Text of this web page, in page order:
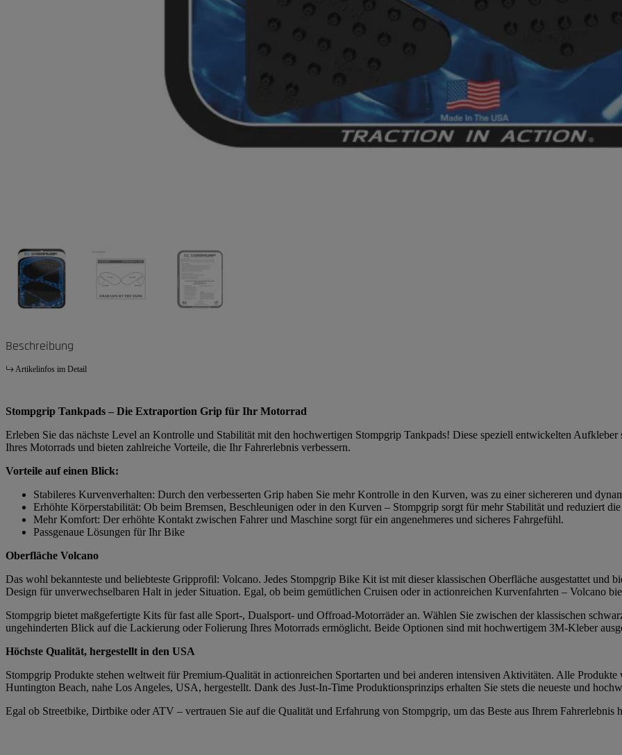
Beschreibung
Artikelinfos im Detail
Stompgrip Tankpads – Die Extraportion Grip für Ihr Motorrad
Erleben Sie das nächste Level an Kontrolle und Stabilität mit den hochwertigen Stompgrip Tankpads! Diese speziell entwickelten
Ihres Motorrads und bieten zahlreiche Vorteile, die Ihr Fahrerlebnis verbessern.
Vorteile auf einen Blick:
Stabileres Kurvenverhalten: Durch den verbesserten Grip haben Sie mehr Kontrolle in den Kurven, was zu einer sichereren und
Erhöhte Körperstabilität: Ob beim Bremsen, Beschleunigen oder in den Kurven – Stompgrip sorgt für mehr Stabilität und reduziert
Mehr Komfort: Der erhöhte Kontakt zwischen Fahrer und Maschine sorgt für ein angenehmeres und sicheres Fahrgefühl.
Passgenaue Lösungen für Ihr Bike
Oberfläche Volcano
Das wohl bekannteste und beliebteste Gripprofil: Volcano. Jedes Stompgrip Bike Kit ist mit dieser klassischen Oberfläche ausgestattet und
Design für unverwechselbaren Halt in jeder Situation. Egal, ob beim gemütlichen Cruisen oder in actionreichen Kurvenfahrten – Volcano
Stompgrip bietet maßgefertigte Kits für fast alle Sport-, Dualsport- und Offroad-Motorräder an. Wählen Sie zwischen der klassischen
ungehinderten Blick auf die Lackierung oder Folierung Ihres Motorrads ermöglicht. Beide Optionen sind mit hochwertigem 3M-Kleber
Höchste Qualität, hergestellt in den USA
Stompgrip Produkte stehen weltweit für Premium-Qualität in actionreichen Sportarten und bei anderen intensiven Aktivitäten. Alle
Huntington Beach, nahe Los Angeles, USA, hergestellt. Dank des Just-In-Time Produktionsprinzips erhalten Sie stets die neueste und
Egal ob Streetbike, Dirtbike oder ATV – vertrauen Sie auf die Qualität und Erfahrung von Stompgrip, um das Beste aus Ihrem Fahrerlebnis